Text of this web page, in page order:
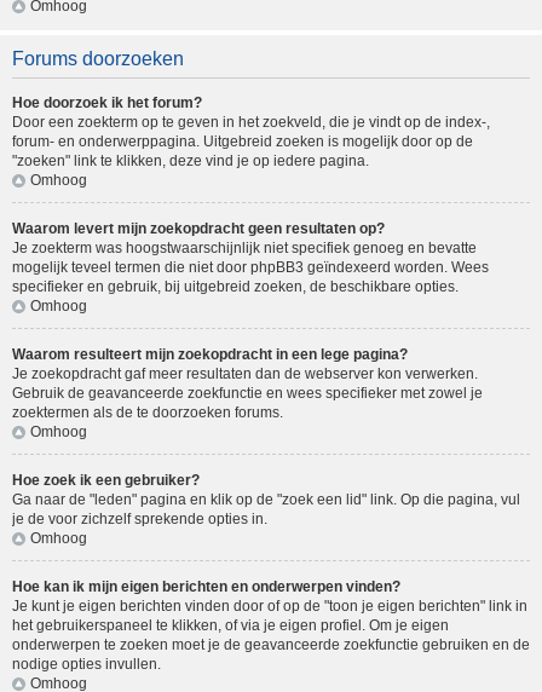
Omhoog
Forums doorzoeken
Hoe doorzoek ik het forum?
Door een zoekterm op te geven in het zoekveld, die je vindt op de index-,
forum- en onderwerppagina. Uitgebreid zoeken is mogelijk door op de
"zoeken" link te klikken, deze vind je op iedere pagina.
Omhoog
Waarom levert mijn zoekopdracht geen resultaten op?
Je zoekterm was hoogstwaarschijnlijk niet specifiek genoeg en bevatte
mogelijk teveel termen die niet door phpBB3 geïndexeerd worden. Wees
specifieker en gebruik, bij uitgebreid zoeken, de beschikbare opties.
Omhoog
Waarom resulteert mijn zoekopdracht in een lege pagina?
Je zoekopdracht gaf meer resultaten dan de webserver kon verwerken.
Gebruik de geavanceerde zoekfunctie en wees specifieker met zowel je
zoektermen als de te doorzoeken forums.
Omhoog
Hoe zoek ik een gebruiker?
Ga naar de "leden" pagina en klik op de "zoek een lid" link. Op die pagina, vul
je de voor zichzelf sprekende opties in.
Omhoog
Hoe kan ik mijn eigen berichten en onderwerpen vinden?
Je kunt je eigen berichten vinden door of op de "toon je eigen berichten" link in
het gebruikerspaneel te klikken, of via je eigen profiel. Om je eigen
onderwerpen te zoeken moet je de geavanceerde zoekfunctie gebruiken en de
nodige opties invullen.
Omhoog